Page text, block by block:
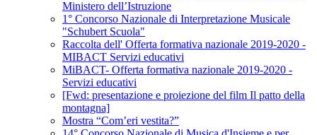
Ministero dell’Istruzione
1° Concorso Nazionale di Interpretazione Musicale
"Schubert Scuola"
Raccolta dell' Offerta formativa nazionale 2019-2020 -
MIBACT Servizi educativi
MiBACT- Offerta formativa nazionale 2019-2020 -
Servizi educativi
[Fwd: presentazione e proiezione del film Il patto della
montagna]
Mostra “Com’eri vestita?”